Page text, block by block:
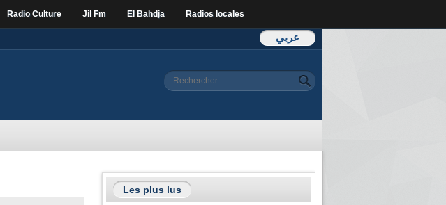
Radio Culture Jil Fm El Bahdja Radios locales
عربي
Formulaire de
Rechercher
Les plus lus